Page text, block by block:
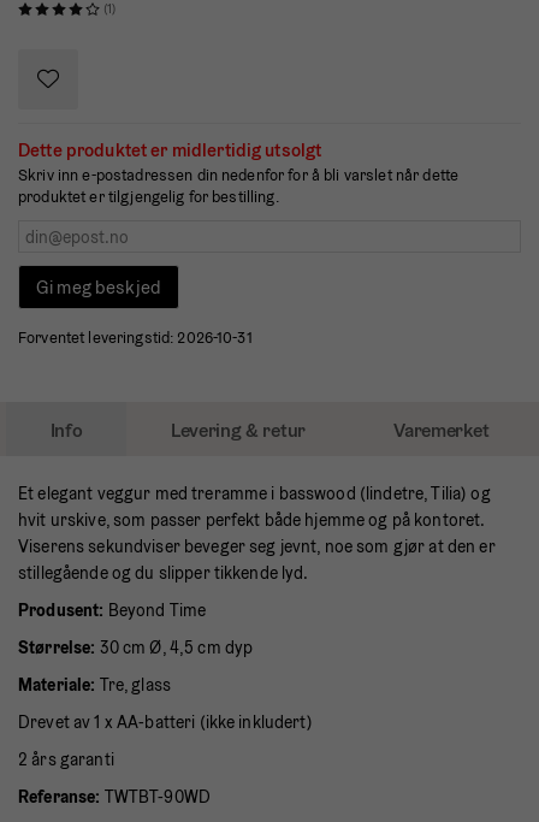
(1)
Dette produktet er midlertidig utsolgt
Skriv inn e-postadressen din nedenfor for å bli varslet når dette
produktet er tilgjengelig for bestilling.
Gi meg beskjed
Forventet leveringstid: 2026-10-31
Info Levering & retur Varemerket
Et elegant veggur med treramme i basswood (lindetre, Tilia) og
hvit urskive, som passer perfekt både hjemme og på kontoret.
Viserens sekundviser beveger seg jevnt, noe som gjør at den er
stillegående og du slipper tikkende lyd.
Produsent: Beyond Time
Størrelse: 30 cm Ø, 4,5 cm dyp
Materiale: Tre, glass
Drevet av 1 x AA-batteri (ikke inkludert)
2 års garanti
Referanse: TWTBT-90WD